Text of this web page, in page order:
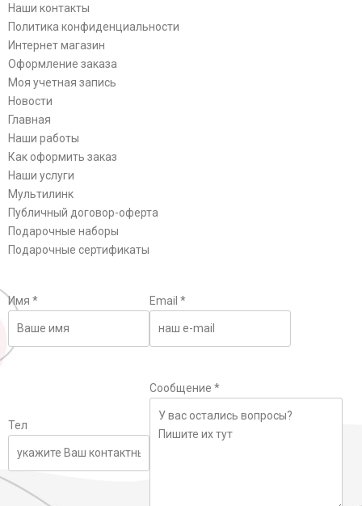
Наши контакты
Политика конфиденциальности
Интернет магазин
Оформление заказа
Моя учетная запись
Новости
Главная
Наши работы
Как оформить заказ
Наши услуги
Мультилинк
Публичный договор-оферта
Подарочные наборы
Подарочные сертификаты
Имя * Email *
Тел
Сообщение *